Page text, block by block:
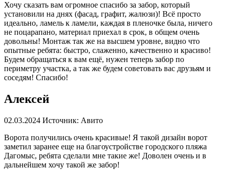
Хочу сказать вам огромное спасибо за забор, который
установили на днях (фасад, графит, жалюзи)! Всё просто
идеально, ламель к ламели, каждая в пленочке была, ничего
не поцарапано, материал приехал в срок, в общем очень
довольны! Монтаж так же на высшем уровне, видно что
опытные ребята: быстро, слаженно, качественно и красиво!
Будем обращаться к вам ещё, нужен теперь забор по
периметру участка, а так же будем советовать вас друзьям и
соседям! Спасибо!
Алексей
02.03.2024 Источник: Авито
Ворота получились очень красивые! Я такой дизайн ворот
заметил заранее еще на благоустройстве городского пляжа
Дагомыс, ребята сделали мне такие же! Доволен очень и в
дальнейшем хочу такой же забор!